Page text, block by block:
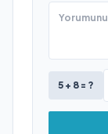
5 + 8 = ?